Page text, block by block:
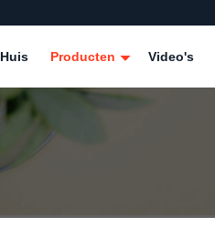
Huis Producten Video's